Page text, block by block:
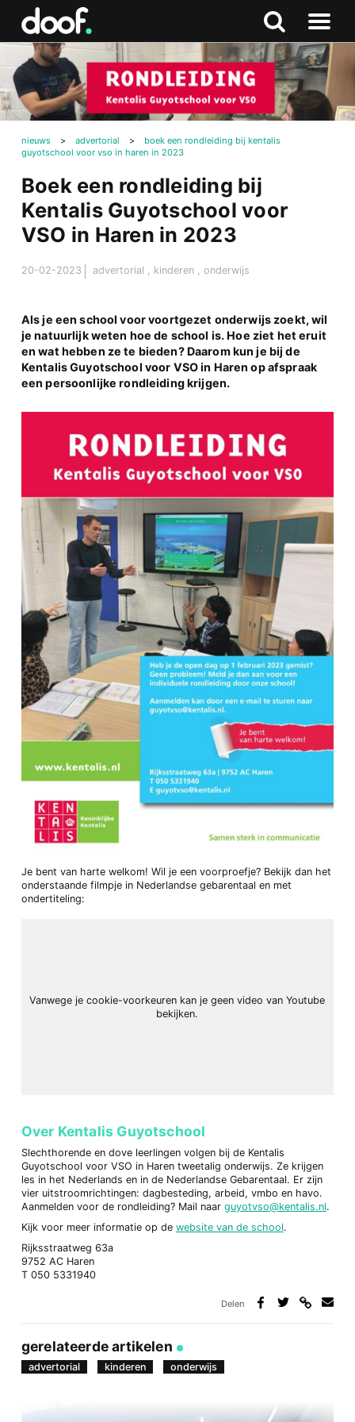
Zoeken
Naar
menu
nieuws > advertorial >
boek een rondleiding bij kentalis
guyotschool voor vso in haren in 2023
Boek een rondleiding bij
Kentalis Guyotschool voor
VSO in Haren in 2023
20-02-2023 advertorial kinderen onderwijs
Als je een school voor voortgezet onderwijs zoekt, wil
je natuurlijk weten hoe de school is. Hoe ziet het eruit
en wat hebben ze te bieden? Daarom kun je bij de
Kentalis Guyotschool voor VSO in Haren op afspraak
een persoonlijke rondleiding krijgen.
Je bent van harte welkom! Wil je een voorproefje? Bekijk dan het
onderstaande filmpje in Nederlandse gebarentaal en met
ondertiteling:
Vanwege je cookie-voorkeuren kan je geen video van Youtube
bekijken.
Over Kentalis Guyotschool
Slechthorende en dove leerlingen volgen bij de Kentalis
Guyotschool voor VSO in Haren tweetalig onderwijs. Ze krijgen
les in het Nederlands en in de Nederlandse Gebarentaal. Er zijn
vier uitstroomrichtingen: dagbesteding, arbeid, vmbo en havo.
Aanmelden voor de rondleiding? Mail naar guyotvso@kentalis.nl.
Kijk voor meer informatie op de website van de school.
Rijksstraatweg 63a
9752 AC Haren
T 050 5331940
Delen
gerelateerde artikelen
advertorial kinderen onderwijs
Doof.nl
Zoeken
naar
boven